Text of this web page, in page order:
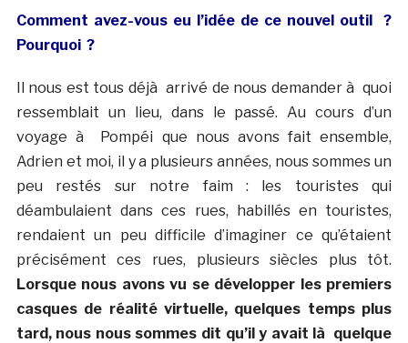
Comment avez-vous eu l’idée de ce nouvel outil ?
Pourquoi ?
Il nous est tous déjà arrivé de nous demander à quoi
ressemblait un lieu, dans le passé. Au cours d’un
voyage à Pompéi que nous avons fait ensemble,
Adrien et moi, il y a plusieurs années, nous sommes un
peu restés sur notre faim : les touristes qui
déambulaient dans ces rues, habillés en touristes,
rendaient un peu difficile d’imaginer ce qu’étaient
précisément ces rues, plusieurs siècles plus tôt.
Lorsque nous avons vu se développer les premiers
casques de réalité virtuelle, quelques temps plus
tard, nous nous sommes dit qu’il y avait là quelque